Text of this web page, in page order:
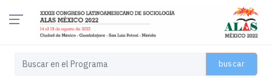
buscar